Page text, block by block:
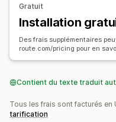
Délais de retour
Motifs
Étiquettes d’expédition
Notifications par e-mail
Gratuit
Installation
Des frais supplémentaires
route.com/pricing pour en
Contient du texte traduit
Tous les frais sont facturés en
tarification